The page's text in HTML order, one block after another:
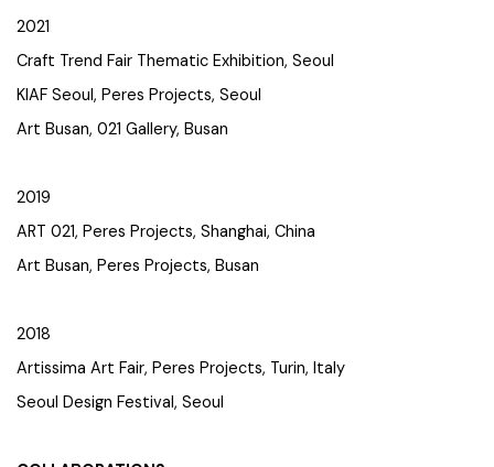
2021
Craft Trend Fair Thematic Exhibition, Seoul
KIAF Seoul, Peres Projects, Seoul
Art Busan, 021 Gallery, Busan
2019
ART 021, Peres Projects, Shanghai, China
Art Busan, Peres Projects, Busan
2018
Artissima Art Fair, Peres Projects, Turin, Italy
Seoul Design Festival, Seoul